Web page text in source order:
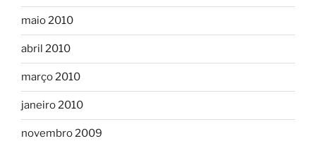
maio 2010
abril 2010
março 2010
janeiro 2010
novembro 2009